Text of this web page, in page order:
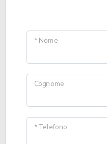
* Nome
Cognome
* Telefono